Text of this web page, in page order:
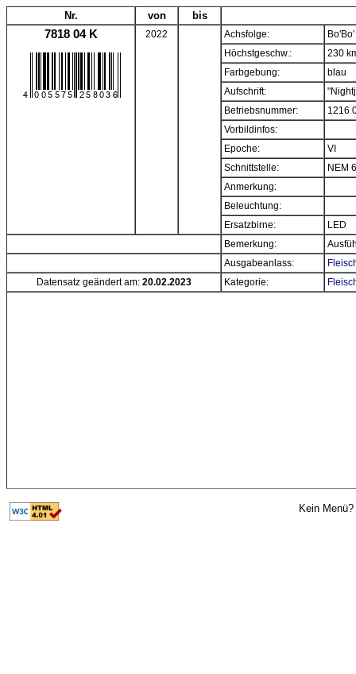
Nr. von bis
7818 04 K 2022 Achsfolge:
Bo'Bo'
Höchstgeschw.:
230
Farbgebung:
blau
Aufschrift:
Betriebsnummer:
1216
Vorbildinfos:
Epoche:
VI
Schnittstelle:
NEM
Anmerkung:
Beleuchtung:
Ersatzbirne:
LED
Bemerkung:
Ausgabeanlass:
Datensatz geändert am: 20.02.2023 Kategorie:
Kein